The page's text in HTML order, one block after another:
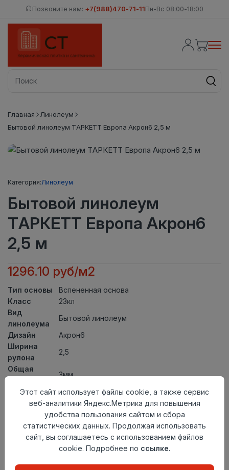
Позвоните нам: +7(988)470-71-11Пн-Вс 08:00-18:00
Главная
Линолеум
Бытовой линолеум ТАРКЕТТ Европа Акрон6 2,5 м
Категория:Линолеум
Бытовой линолеум
ТАРКЕТТ Европа Акрон6
2,5 м
1296.10 руб/м2
Тип основы
Вспененная основа
Класс
23кл
Вид
линолеума
Бытовой линолеум
Дизайн
Акрон6
Ширина
рулона
2,5
Общая
3мм
Толщина
защитного
0,25мм
АктуальностьАктуален
Страна
происхождения
Россия
Осталось
Этот сайт использует файлы cookie, а также сервис
веб-аналитики Яндекс.Метрика для повышения
удобства пользования сайтом и сбора
статистических данных. Продолжая использовать
сайт, вы соглашаетесь с использованием файлов
cookie. Подробнее по ссылке.